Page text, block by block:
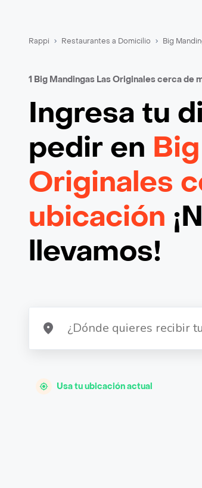
Rappi Restaurantes a Domicilio Big
1 Big Mandingas Las Originales cerca de
Ingresa tu
pedir en
Originales
ubicación
llevamos!
Usa tu ubicación actual